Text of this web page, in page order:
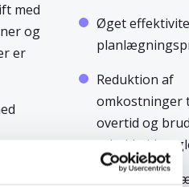
med
og
er
Øget
Reduktion af
omkostninger
overtid og
Mindsket